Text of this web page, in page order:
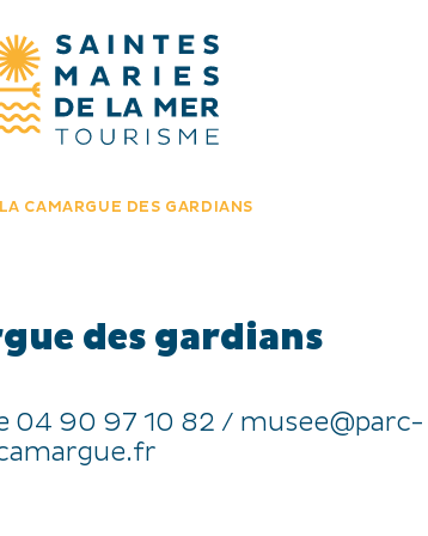
LA CAMARGUE DES GARDIANS
des gardians
04 90 97 10 82 / musee@parc-